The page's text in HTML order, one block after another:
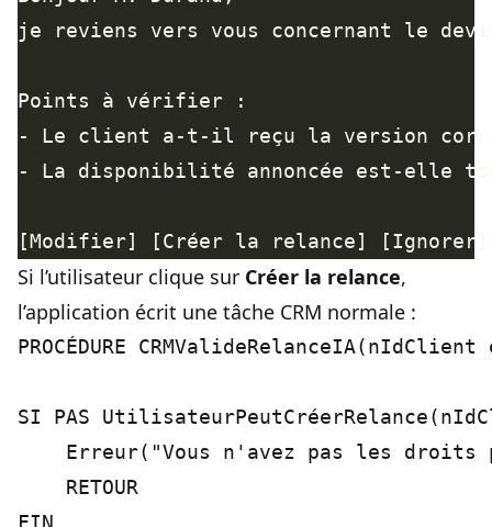
Si l’utilisateur clique sur Créer la relance,
l’application écrit une tâche CRM normale :
PROCÉDURE
SI PAS
Erreur("Vous n'avez pas les droits
    RETOUR
FIN